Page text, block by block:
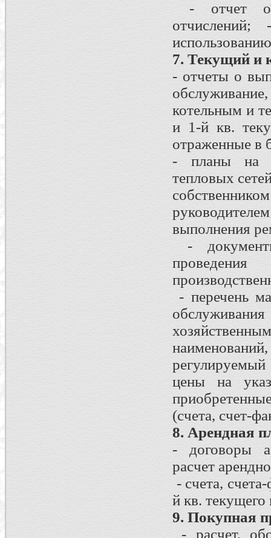
- отчет об
7. Текущий и
- отчеты о
котельным и
и 1-й кв.
отраженные в
- планы на
тепловых
выполнения
-
- перечень
цены на
(счета, счет-
8. Арендная
- договоры
расчет
- счета,
й кв. текущего
9. Покупная
- расчет,